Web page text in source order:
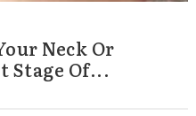
Neck Or
Of...